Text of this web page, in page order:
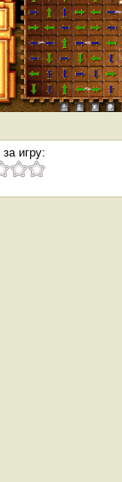
за игру: